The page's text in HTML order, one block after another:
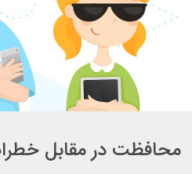
محافظت در مقابل